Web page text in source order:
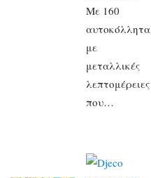
Με 160
αυτοκόλλητα
με
μεταλλικές
λεπτομέρειες
που…